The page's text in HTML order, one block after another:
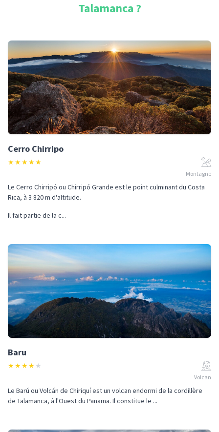
Talamanca ?
Cerro Chirripo
★★★★★
Montagne
Le Cerro Chirripó ou Chirripó Grande est le point culminant du Costa
Rica, à 3 820 m d'altitude.
Il fait partie de la c...
Baru
★★★★ ★
Volcan
Le Barú ou Volcán de Chiriquí est un volcan endormi de la cordillère
de Talamanca, à l'Ouest du Panama. Il constitue le ...